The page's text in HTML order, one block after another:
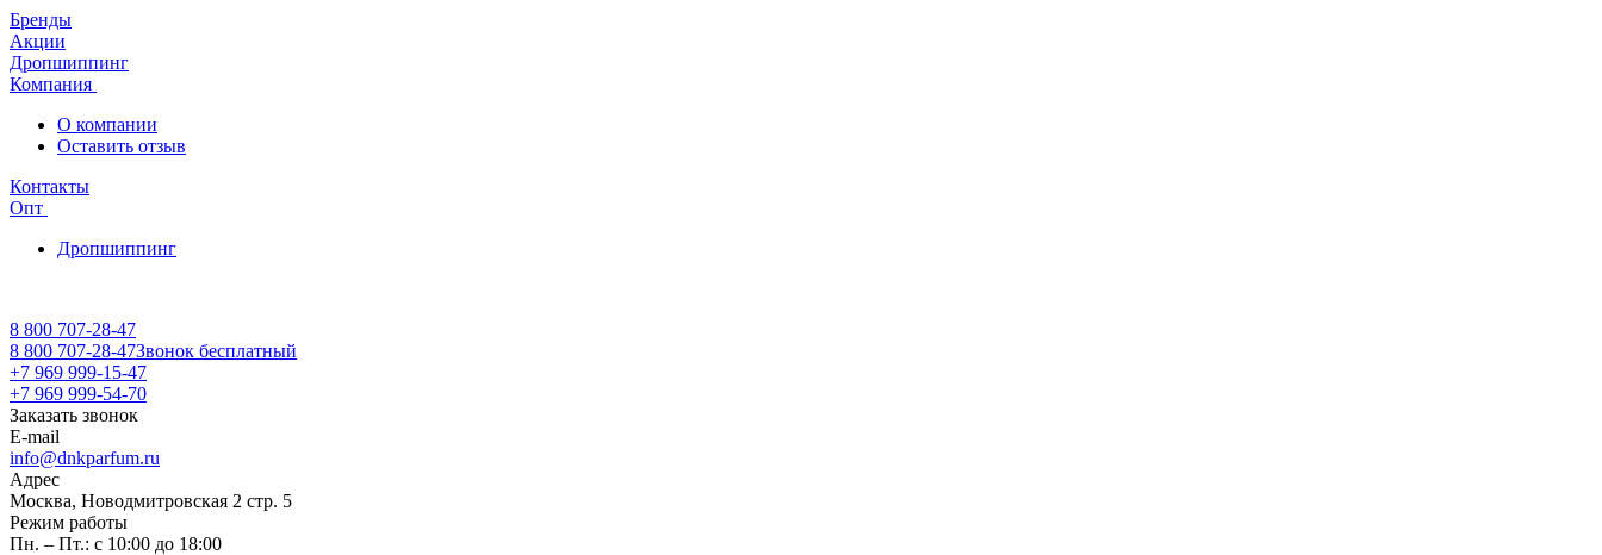
Бренды
Акции
Дропшиппинг
Компания
О компании
Оставить отзыв
Контакты
Опт
Дропшиппинг
8 800 707-28-47
8 800 707-28-47Звонок бесплатный
+7 969 999-15-47
+7 969 999-54-70
Заказать звонок
E-mail
info@dnkparfum.ru
Адрес
Москва, Новодмитровская 2 стр. 5
Режим работы
Пн. – Пт.: с 10:00 до 18:00